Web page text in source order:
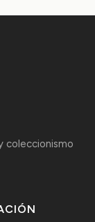
coleccionismo